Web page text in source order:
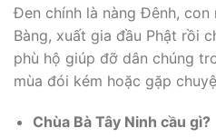
Đen chính là nàng Đênh,
Bàng, xuất gia đầu Phật rồi
phù hộ giúp đỡ dân chúng
mùa đói kém hoặc gặp
Chùa Bà Tây Ninh cầu gì?